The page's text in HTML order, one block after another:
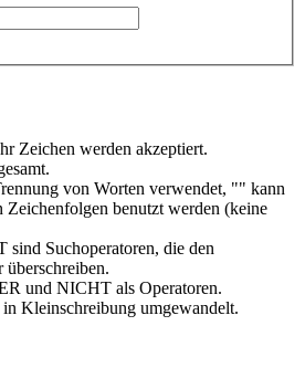
Zeichen werden akzeptiert.
von Worten verwendet, "" kann
Zeichenfolgen benutzt werden (keine
Suchoperatoren, die den
überschreiben.
und NICHT als Operatoren.
Kleinschreibung umgewandelt.